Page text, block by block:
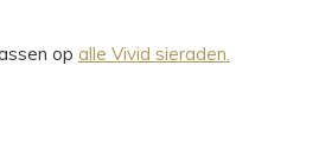
op alle Vivid sieraden.